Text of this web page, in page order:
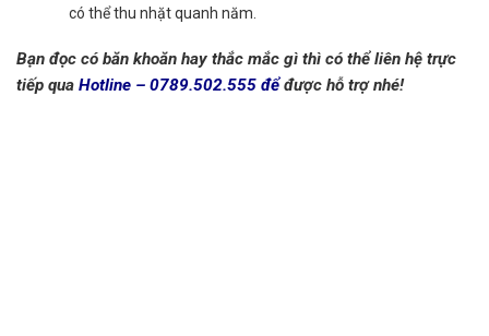
có thể thu nhặt quanh năm.
Bạn đọc có băn khoăn hay thắc mắc gì thì có thể liên hệ trực
tiếp qua Hotline – 0789.502.555 đểđược hỗ trợ nhé!